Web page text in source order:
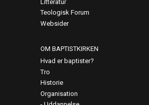
Litteratur
Teologisk Forum
Websider
OM BAPTISTKIRKEN
Hvad er baptister?
Tro
Historie
Organisation